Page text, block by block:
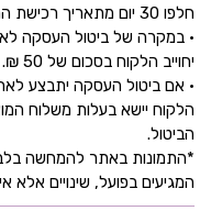
חלפו 30 יום מתאריך רכישת המוצר.
• במקרה של ביטול העסקה
יחוייב הלקוח בסכום של 50 ₪.
• אם ביטול העסקה יתבצע
הלקוח יישא בעלות משלוח
הביטול.
*התמונות באתר להמחשה בלבד,
המגיעים בפועל, שינויים אלא